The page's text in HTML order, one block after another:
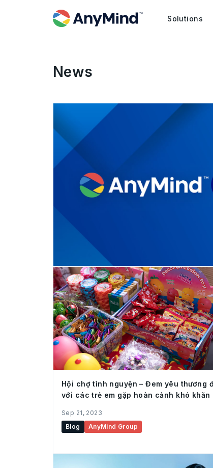
Solutions
News
Hội chợ tình nguyện – Đem yêu thương đến
với các trẻ em gặp hoàn cảnh khó khăn
Sep 21, 2023
Blog
AnyMind Group